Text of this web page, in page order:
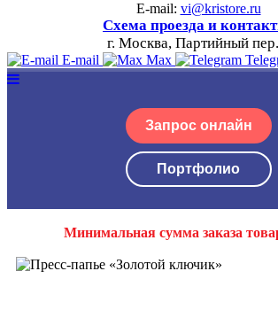
E-mail: vi@kristore.ru
Схема проезда и
г. Москва, Партийный
E-mail Max
Запрос онлайн
Портфолио
Минимальная сумма заказа